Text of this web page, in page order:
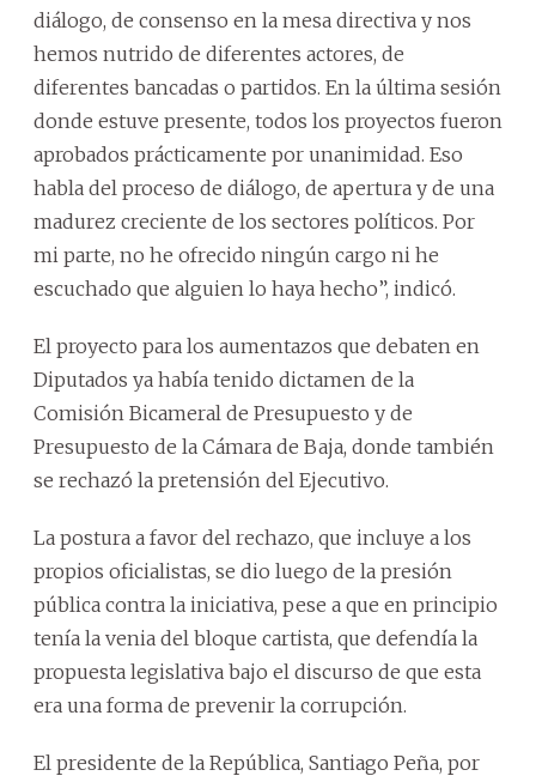
diálogo, de consenso en la mesa directiva y nos
hemos nutrido de diferentes actores, de
diferentes bancadas o partidos. En la última sesión
donde estuve presente, todos los proyectos fueron
aprobados prácticamente por unanimidad. Eso
habla del proceso de diálogo, de apertura y de una
madurez creciente de los sectores políticos. Por
mi parte, no he ofrecido ningún cargo ni he
escuchado que alguien lo haya hecho”, indicó.
El proyecto para los aumentazos que debaten en
Diputados ya había tenido dictamen de la
Comisión Bicameral de Presupuesto y de
Presupuesto de la Cámara de Baja, donde también
se rechazó la pretensión del Ejecutivo.
La postura a favor del rechazo, que incluye a los
propios oficialistas, se dio luego de la presión
pública contra la iniciativa, pese a que en principio
tenía la venia del bloque cartista, que defendía la
propuesta legislativa bajo el discurso de que esta
era una forma de prevenir la corrupción.
El presidente de la República, Santiago Peña, por